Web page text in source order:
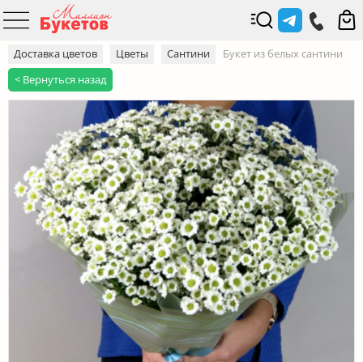
Доставка цветов Цветы Сантини
Букет из белых сантини
< Вернуться назад